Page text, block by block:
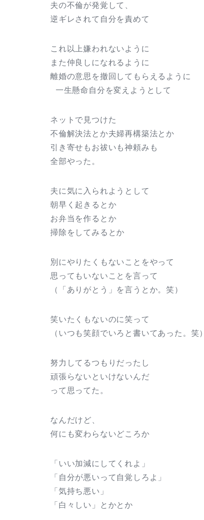
夫の不倫が発覚して、
逆ギレされて自分を責めて
これ以上嫌われないように
また仲良しになれるように
離婚の意思を撤回してもらえるように
一生懸命自分を変えようとして
ネットで見つけた
不倫解決法とか夫婦再構築法とか
引き寄せもお祓いも神頼みも
全部やった。
夫に気に入られようとして
朝早く起きるとか
お弁当を作るとか
掃除をしてみるとか
別にやりたくもないことをやって
思ってもいないことを言って
（「ありがとう」を言うとか。笑）
笑いたくもないのに笑って
（いつも笑顔でいろと書いてあった。笑）
努力してるつもりだったし
頑張らないといけないんだ
って思ってた。
なんだけど、
何にも変わらないどころか
「いい加減にしてくれよ」
「自分が悪いって自覚しろよ」
「気持ち悪い」
「白々しい」とかとか